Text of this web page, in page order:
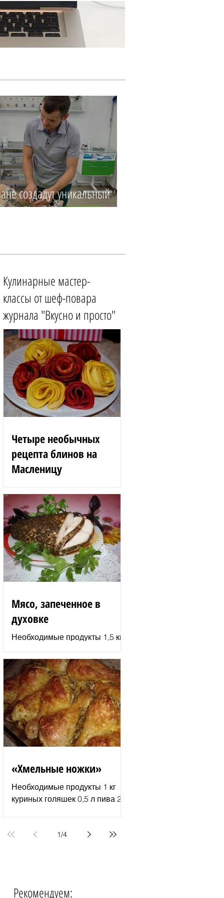
создадут уникальный
Кулинарные мастер-
классы от шеф-повара
журнала "Вкусно и просто"
Четыре необычных
рецепта блинов на
Масленицу
Блинные розы 1,5 стакана
муки 200 г вишен 125 мл
сыворотки 100 г сгущенного
молока 2 яйца 3 ст. л.
растительного масла 1 ст. л.
сахара...
Мясо, запеченное в
духовке
Необходимые продукты 1,5 кг
паприка смесь сухих
итальянских трав черный
молотый перец 2–3 ст. л.
растительного...
«Хмельные ножки»
Необходимые продукты 1 кг
куриных голяшек 0,5 л пива 2–
пачка изюма (200 г )...
1/4
Рекомендуем:
События недели